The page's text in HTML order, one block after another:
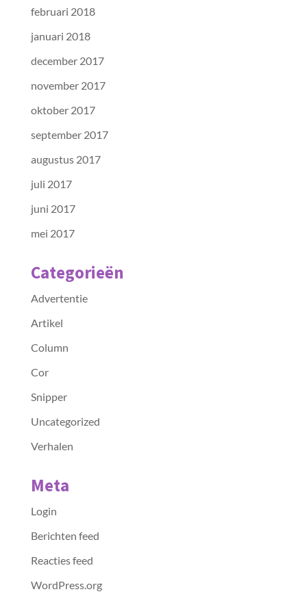
februari 2018
januari 2018
december 2017
november 2017
oktober 2017
september 2017
augustus 2017
juli 2017
juni 2017
mei 2017
Categorieën
Advertentie
Artikel
Column
Cor
Snipper
Uncategorized
Verhalen
Meta
Login
Berichten feed
Reacties feed
WordPress.org